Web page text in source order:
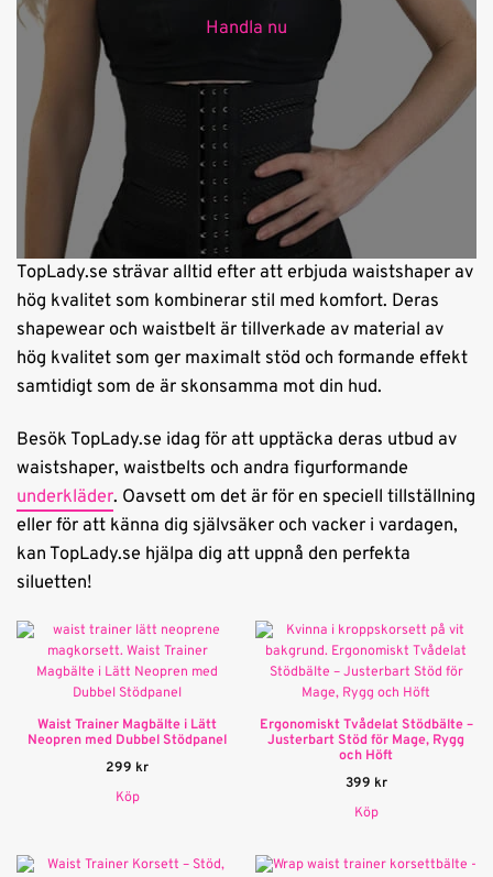
Handla nu
TopLady.se strävar alltid efter att erbjuda waistshaper av
hög kvalitet som kombinerar stil med komfort. Deras
shapewear och waistbelt är tillverkade av material av
hög kvalitet som ger maximalt stöd och formande effekt
samtidigt som de är skonsamma mot din hud.
Besök TopLady.se idag för att upptäcka deras utbud av
waistshaper, waistbelts och andra figurformande
underkläder. Oavsett om det är för en speciell tillställning
eller för att känna dig självsäker och vacker i vardagen,
kan TopLady.se hjälpa dig att uppnå den perfekta
siluetten!
Waist Trainer Magbälte i Lätt
Neopren med Dubbel Stödpanel
299 kr
Köp
Ergonomiskt Tvådelat Stödbälte –
Justerbart Stöd för Mage, Rygg
och Höft
399 kr
Köp